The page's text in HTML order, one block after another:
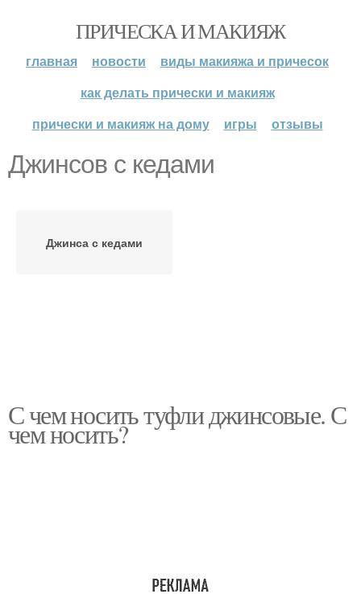
ПРИЧЕСКА И МАКИЯЖ
главная новости
виды макияжа и причесок
как делать прически и макияж
прически и макияж на дому
игры отзывы
Джинсов с кедами
Джинса с кедами
С чем носить туфли джинсовые. С
чем носить?